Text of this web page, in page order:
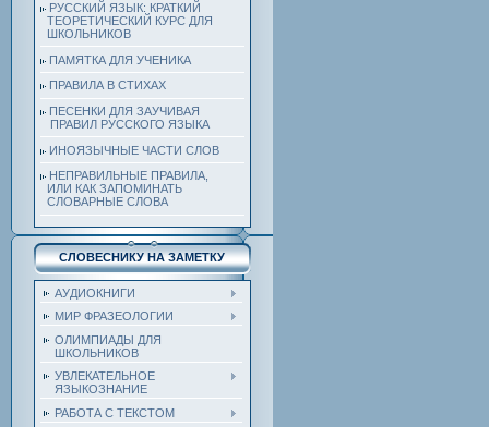
РУССКИЙ ЯЗЫК: КРАТКИЙ
ТЕОРЕТИЧЕСКИЙ КУРС ДЛЯ
ШКОЛЬНИКОВ
ПАМЯТКА ДЛЯ УЧЕНИКА
ПРАВИЛА В СТИХАХ
ПЕСЕНКИ ДЛЯ ЗАУЧИВАЯ
ПРАВИЛ РУССКОГО ЯЗЫКА
ИНОЯЗЫЧНЫЕ ЧАСТИ СЛОВ
НЕПРАВИЛЬНЫЕ ПРАВИЛА,
ИЛИ КАК ЗАПОМИНАТЬ
СЛОВАРНЫЕ СЛОВА
СЛОВЕСНИКУ НА ЗАМЕТКУ
АУДИОКНИГИ
МИР ФРАЗЕОЛОГИИ
ОЛИМПИАДЫ ДЛЯ
ШКОЛЬНИКОВ
УВЛЕКАТЕЛЬНОЕ
ЯЗЫКОЗНАНИЕ
РАБОТА С ТЕКСТОМ